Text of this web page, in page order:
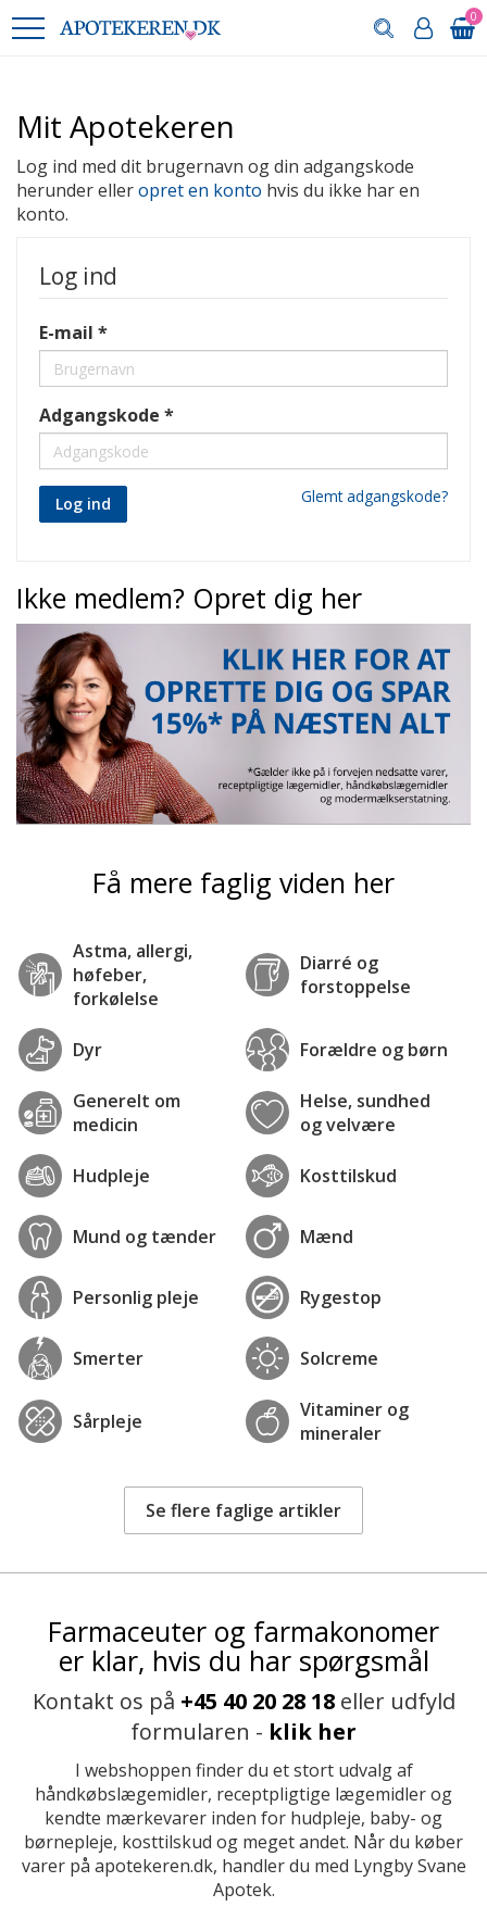
0
Mit Apotekeren
Log ind med dit brugernavn og din adgangskode
herunder elleropret en konto hvis du ikke har en
konto.
Log ind
E-mail
Adgangskode
Log ind Glemt adgangskode?
Ikke medlem? Opret dig her
Få mere faglig viden her
Astma, allergi,
høfeber,
forkølelse
Diarré og
forstoppelse
Dyr Forældre og børn
Generelt om
medicin
Helse, sundhed
og velvære
Hudpleje Kosttilskud
Mund og tænder Mænd
Personlig pleje Rygestop
Smerter Solcreme
Sårpleje
Vitaminer og
mineraler
Se flere faglige artikler
Farmaceuter og farmakonomer
er klar, hvis du har spørgsmål
Kontakt os på +45 40 20 28 18eller udfyld
formularen - klik her
I webshoppen finder du et stort udvalg af
håndkøbslægemidler, receptpligtige lægemidler og
kendte mærkevarer inden for hudpleje, baby- og
børnepleje, kosttilskud og meget andet. Når du køber
varer på apotekeren.dk, handler du med Lyngby Svane
Apotek.